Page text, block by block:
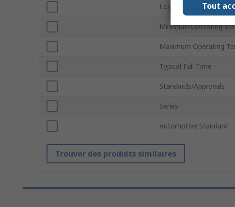
Logic Output
Minimum Operating
Maximum Operating
Typical Fall Time
Standards/Approvals
Series
Automotive Standard
Trouver des produits similaires
Tout